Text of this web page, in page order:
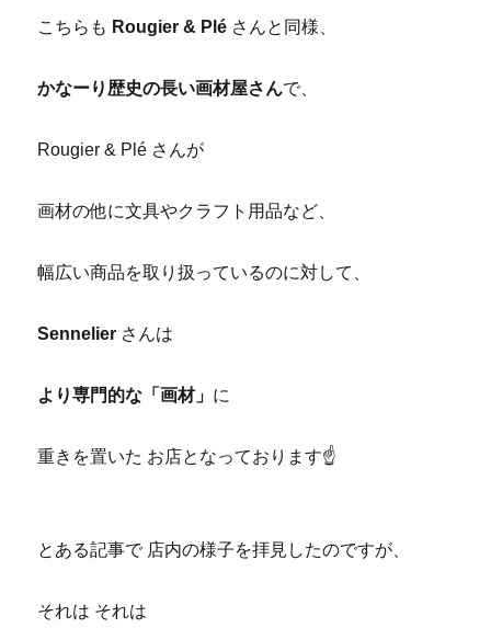
こちらも Rougier & Plé さんと同様、
かなーり 歴史の長い画材屋さんで、
Rougier & Plé さんが
画材の他に文具やクラフト用品など、
幅広い商品を取り扱っているのに対して、
Sennelier さんは
より専門的な「画材」 に
重きを置いた お店となっております☝
とある記事で 店内の様子を拝見したのですが、
それは それは